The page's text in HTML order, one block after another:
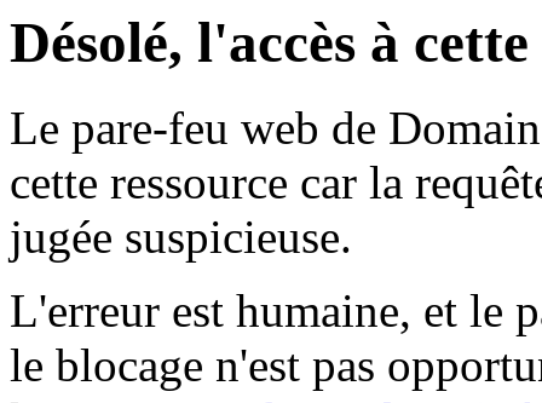
Désolé, l'accès à
Le pare-feu web de
cette ressource car la
jugée suspicieuse.
L'erreur est humaine, et le
le blocage n'est pas